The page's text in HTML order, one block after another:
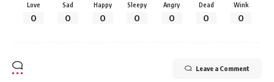
Love
0
Sad
0
Happy
0
Sleepy
0
Angry
0
Dead
0
Wink
0
Leave a Comment